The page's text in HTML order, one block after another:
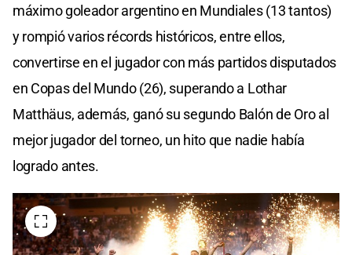
máximo goleador argentino en Mundiales (13 tantos)
y rompió varios récords históricos, entre ellos,
convertirse en el jugador con más partidos disputados
en Copas del Mundo (26), superando a Lothar
Matthäus, además, ganó su segundo Balón de Oro al
mejor jugador del torneo, un hito que nadie había
logrado antes.